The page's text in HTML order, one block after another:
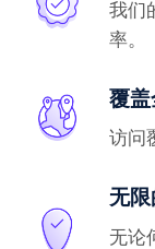
我们
率。
覆
访问
无
无论